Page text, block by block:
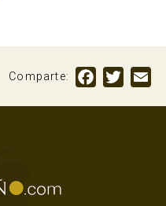
Comparte: Facebook